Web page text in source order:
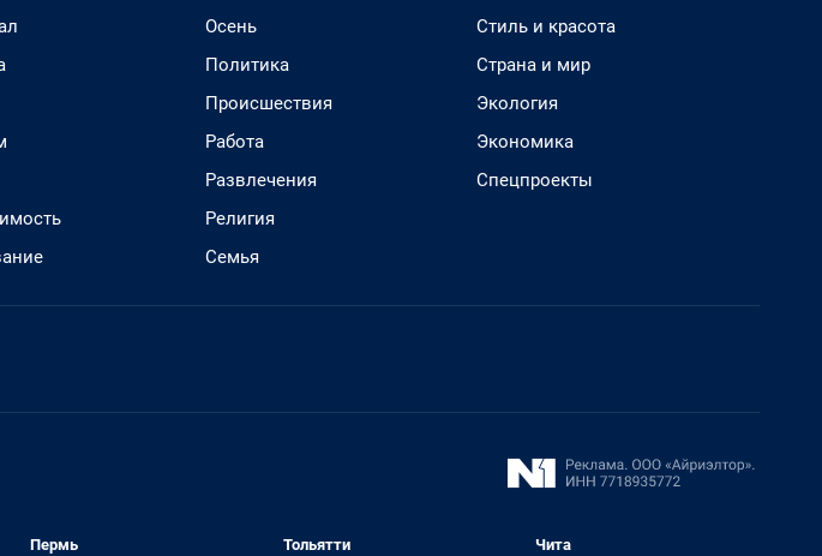
Осень
Политика
Происшествия
Работа
Развлечения
Религия
Семья
Стиль и красота
Страна и мир
Экология
Экономика
Спецпроекты
Пермь Тольятти Чита